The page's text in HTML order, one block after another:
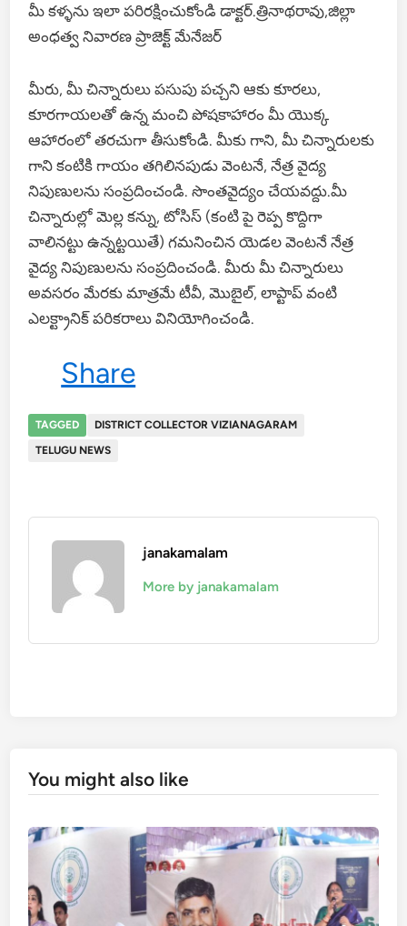
మీ కళ్ళను ఇలా పరిరక్షించుకోండి డాక్టర్.త్రినాథరావు,జిల్లా
అంధత్వ నివారణ ప్రాజెక్ట్ మేనేజర్
మీరు, మీ చిన్నారులు పసుపు పచ్చని ఆకు కూరలు,
కూరగాయలతో ఉన్న మంచి పోషకాహారం మీ యొక్క
ఆహారంలో తరచుగా తీసుకోండి. మీకు గాని, మీ చిన్నారులకు
గాని కంటికి గాయం తగిలినపుడు వెంటనే, నేత్ర వైద్య
నిపుణులను సంప్రదించండి. సొంతవైద్యం చేయవద్దు.మీ
చిన్నారుల్లో మెల్ల కన్ను, టోసిస్ (కంటి పై రెప్ప కొద్దిగా
వాలినట్టు ఉన్నట్టయితే) గమనించిన యెడల వెంటనే నేత్ర
వైద్య నిపుణులను సంప్రదించండి. మీరు మీ చిన్నారులు
అవసరం మేరకు మాత్రమే టీవీ, మొబైల్, లాప్టాప్ వంటి
ఎలక్ట్రానిక్ పరికరాలు వినియోగించండి.
Share
TAGGED
DISTRICT COLLECTOR VIZIANAGARAM
TELUGU NEWS
janakamalam
More by janakamalam
You might also like